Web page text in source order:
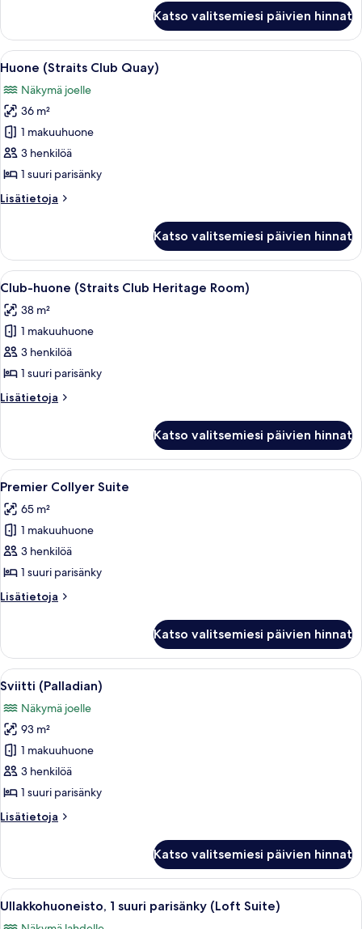
kuvat
näköala
pihalle
(Straits
Katso valitsemiesi päivien hinnat
Avaa
kaikki
huonetyypin
Huone
(Straits
Club
Quay)
Hotellihuone, jossa on suuri sänky,
10
Huone (Straits Club Quay)
Näkymä joelle
36 m²
1 makuuhuone
3 henkilöä
1 suuri parisänky
Lisätietoja
Lisätietoja
Club
Quay)
Katso valitsemiesi päivien hinnat
Avaa
kaikki
huonetyypin
Club-
huone
(Straits
Club
Heritage
kuvat
Hotellihuone, jossa on suuri sänky,
9
Club-huone (Straits Club Heritage Room)
38 m²
1 makuuhuone
3 henkilöä
1 suuri parisänky
Lisätietoja
Lisätietoja
(Straits
Club
Heritage
Katso valitsemiesi päivien hinnat
Avaa
kaikki
huonetyypin
Premier
Collyer
Suite
kuvat
Hotellihuone, jossa on suuri sänky,
12
Premier Collyer Suite
65 m²
1 makuuhuone
3 henkilöä
1 suuri parisänky
Lisätietoja
Lisätietoja
Suite
Katso valitsemiesi päivien hinnat
Avaa
kaikki
huonetyypin
Sviitti
(Palladian)
kuvat
Tilava makuuhuone, jossa on suuri
11
Sviitti (Palladian)
Näkymä joelle
93 m²
1 makuuhuone
3 henkilöä
1 suuri parisänky
Lisätietoja
Lisätietoja
Katso valitsemiesi päivien hinnat
Avaa
kaikki
Tilava olohuone, jossa on suuri
17
Ullakkohuoneisto, 1 suuri parisänky (Loft Suite)